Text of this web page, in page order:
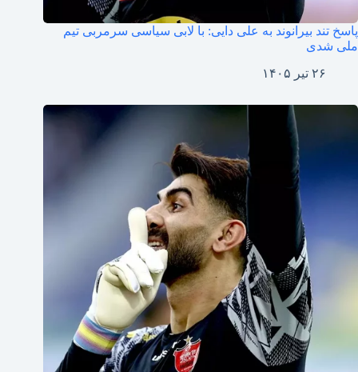
پاسخ تند بیرانوند به علی دایی: با لابی سیاسی سرمربی تیم
ملی شدی
۲۶ تیر ۱۴۰۵